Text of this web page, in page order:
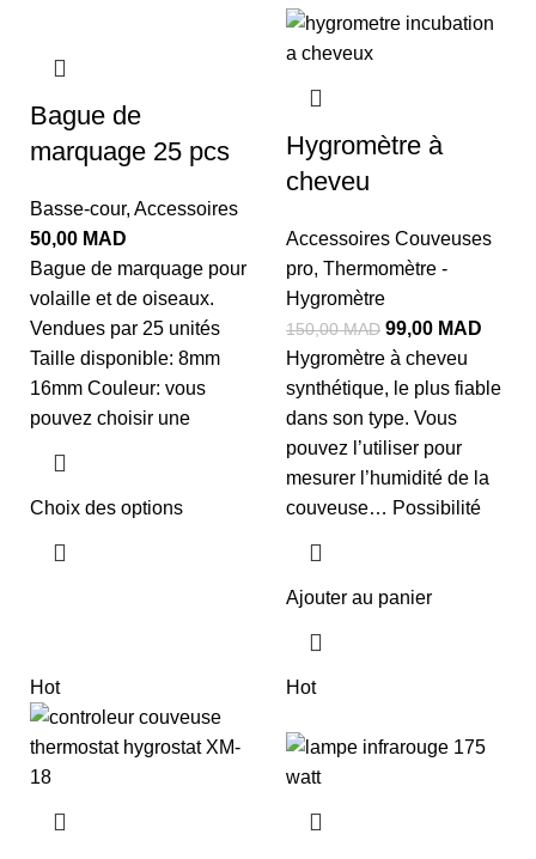
Bague de
marquage 25 pcs
Basse-cour, Accessoires
50,00 MAD
Bague de marquage pour
volaille et de oiseaux.
Vendues par 25 unités
Taille disponible: 8mm
16mm Couleur: vous
pouvez choisir une
Choix des options
Hygromètre à
cheveu
Accessoires Couveuses
pro, Thermomètre -
Hygromètre
150,00MAD 99,00 MAD
Hygromètre à cheveu
synthétique, le plus fiable
dans son type. Vous
pouvez l’utiliser pour
mesurer l’humidité de la
couveuse… Possibilité
Ajouter au panier
Hot Hot